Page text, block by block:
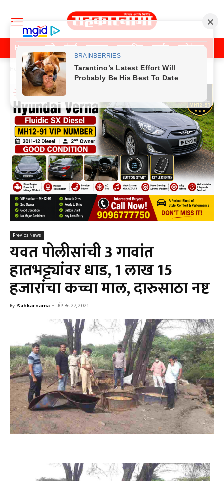
Home पुणे मुंबई महाराष्ट्र राजकीय क्राईम मनोरंजन
Home Previos News
Previos News
यवत पोलीसांची 3 गावांत
हातभट्ट्यांवर धाड, 1 लाख 15
हजारांचा कच्चा माल, दारुसाठा नष्ट
By Sahkarnama - ऑगस्ट 27, 2021